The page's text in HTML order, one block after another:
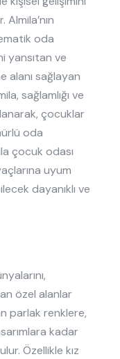
oda
yansıtan ve
alanı sağlayan
sağlamlığı ve
çocuklar
oda
çocuk odası
uyum
dayanıklı ve
özel alanlar
parlak renklere,
kadar
Özellikle kız